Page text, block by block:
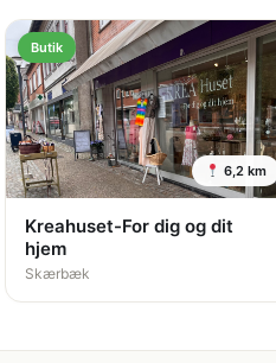
Butik
6,2 km
Kreahuset-For dig og dit
hjem
Skærbæk